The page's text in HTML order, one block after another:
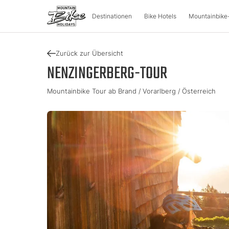
Destinationen
DESTINATIONEN
Österreich
Kärnten
Oberösterreich
Salzburger Land
Steiermark
Vorarlberg
Italien
Approved Bike Area
Bike Hotels
Bike-
Katalog
Urlaub
Zurück zur Übersicht
NENZINGERBERG-TOUR
Mountainbike Tour ab Brand / Vorarlberg / Österreich